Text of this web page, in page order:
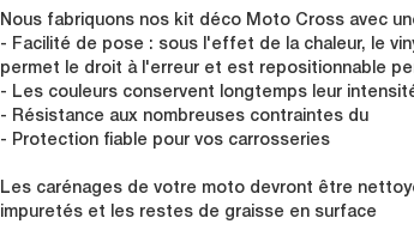
Nous fabriquons nos kit déco Moto Cross avec
- Facilité de pose : sous l'effet de la chaleur, le
permet le droit à l'erreur et est repositionnable
- Les couleurs conservent longtemps leur
- Résistance aux nombreuses contraintes du
- Protection fiable pour vos carrosseries
Les carénages de votre moto devront être
impuretés et les restes de graisse en surface